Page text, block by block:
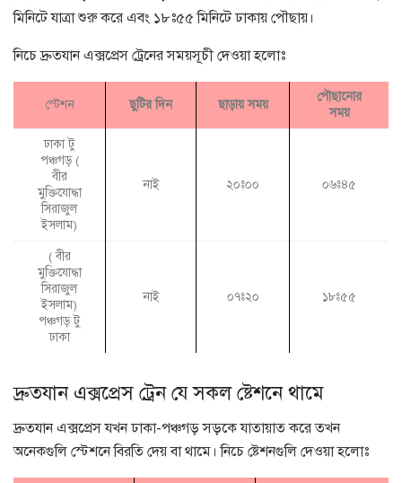
মিনিটে যাত্রা শুরু করে এবং ১৮ঃ৫৫ মিনিটে ঢাকায় পৌছায়।
নিচে দ্রুতযান এক্সপ্রেস ট্রেনের সময়সূচী দেওয়া হলোঃ
স্টেশন ছুটির দিন ছাড়ায় সময়
পৌছানোর
সময়
ঢাকা টু
পঞ্চগড় (
বীর
মুক্তিযোদ্ধা
সিরাজুল
ইসলাম)
নাই ২০ঃ০০ ০৬ঃ৪৫
( বীর
মুক্তিযোদ্ধা
সিরাজুল
ইসলাম)
পঞ্চগড় টু
ঢাকা
নাই ০৭ঃ২০ ১৮ঃ৫৫
দ্রুতযান এক্সপ্রেস ট্রেন যে সকল ষ্টেশনে থামে
দ্রুতযান এক্সপ্রেস যখন ঢাকা-পঞ্চগড় সড়কে যাতায়াত করে তখন
অনেকগুলি স্টেশনে বিরতি দেয় বা থামে। নিচে ষ্টেশনগুলি দেওয়া হলোঃ